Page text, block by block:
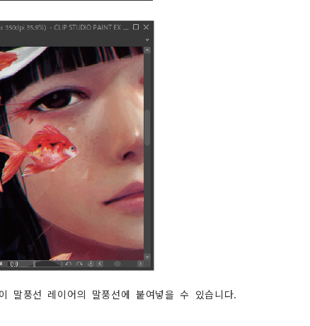
말풍선 레이어의 말풍선에 붙여넣을 수 있습니다.